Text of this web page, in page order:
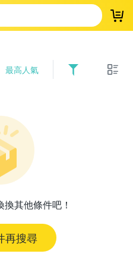
登
最高人氣
其他條件吧！
再搜尋